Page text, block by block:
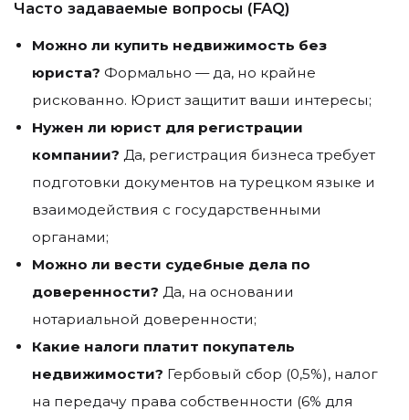
Часто задаваемые вопросы (FAQ)
Можно ли купить недвижимость без
юриста? Формально — да, но крайне
рискованно. Юрист защитит ваши интересы;
Нужен ли юрист для регистрации
компании? Да, регистрация бизнеса требует
подготовки документов на турецком языке и
взаимодействия с государственными
органами;
Можно ли вести судебные дела по
доверенности? Да, на основании
нотариальной доверенности;
Какие налоги платит покупатель
недвижимости? Гербовый сбор (0,5%), налог
на передачу права собственности (6% для